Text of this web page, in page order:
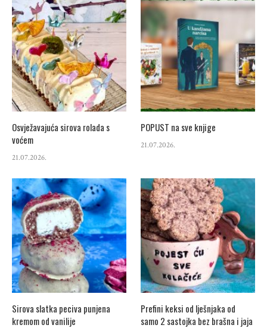
Osvježavajuća sirova rolada s
voćem
21.07.2026.
POPUST na sve knjige
21.07.2026.
Sirova slatka peciva punjena
kremom od vanilije
Prefini keksi od lješnjaka od
samo 2 sastojka bez brašna i jaja